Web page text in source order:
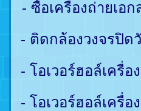
- ซื้อเครื่อง
- ติดกล้องวงจรปิ
- โอเวอร์ฮอล์เครื่
- โอเวอร์ฮอล์เครื่